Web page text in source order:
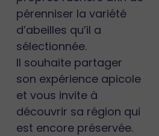
pérenniser la variété
d’abeilles qu’il a
sélectionnée.
Il souhaite partager
son expérience apicole
et vous invite à
découvrir sa région qui
est encore préservée.